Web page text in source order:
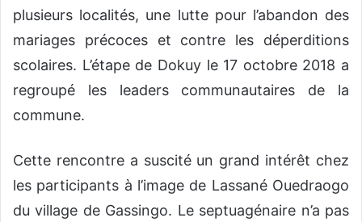
plusieurs localités, une lutte pour l’abandon des
mariages précoces et contre les déperditions
scolaires. L’étape de Dokuy le 17 octobre 2018 a
regroupé les leaders communautaires de la
commune.
Cette rencontre a suscité un grand intérêt chez
les participants à l’image de Lassané Ouedraogo
du village de Gassingo. Le septuagénaire n’a pas